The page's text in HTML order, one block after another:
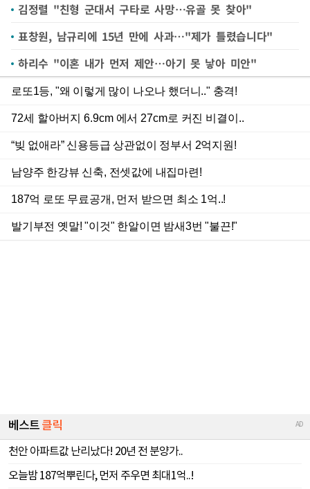
김정렬 "친형 군대서 구타로 사망…유골 못 찾아"
표창원, 남규리에 15년 만에 사과…"제가 틀렸습니다"
하리수 "이혼 내가 먼저 제안…아기 못 낳아 미안"